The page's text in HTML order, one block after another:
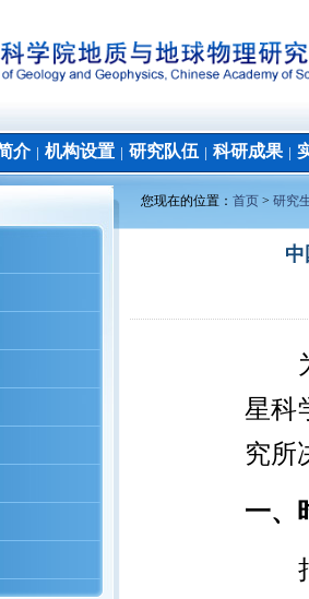
介│ 机构设置 研究队伍 科研成果│
您现在的位置： 首页 > 研究
星科
究所
一、